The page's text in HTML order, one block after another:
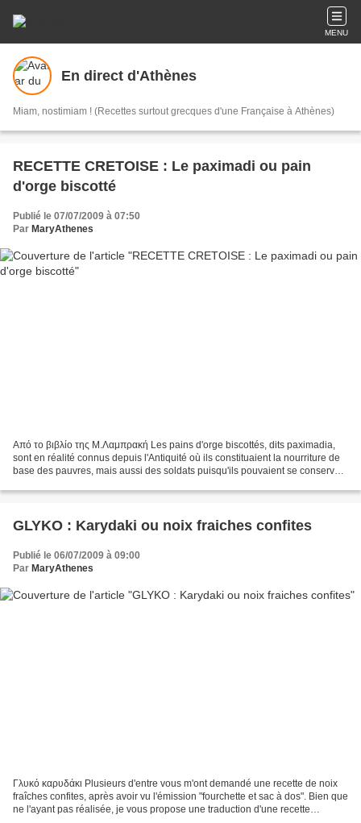
MENU
En direct d'Athènes
Miam, nostimiam ! (Recettes surtout grecques d'une Française à Athènes)
RECETTE CRETOISE : Le paximadi ou pain
d'orge biscotté
Publié le 07/07/2009 à 07:50
Par MaryAthenes
Από το βιβλίο της Μ.Λαμπρακή Les pains d'orge biscottés, dits paximadia,
sont en réalité connus depuis l'Antiquité où ils constituaient la nourriture de
base des pauvres, mais aussi des soldats puisqu'ils pouvaient se conserver
GLYKO : Karydaki ou noix fraiches confites
Publié le 06/07/2009 à 09:00
Par MaryAthenes
Γλυκό καρυδάκι Plusieurs d'entre vous m'ont demandé une recette de noix
fraîches confites, après avoir vu l'émission "fourchette et sac à dos". Bien que
ne l'ayant pas réalisée, je vous propose une traduction d'une recette